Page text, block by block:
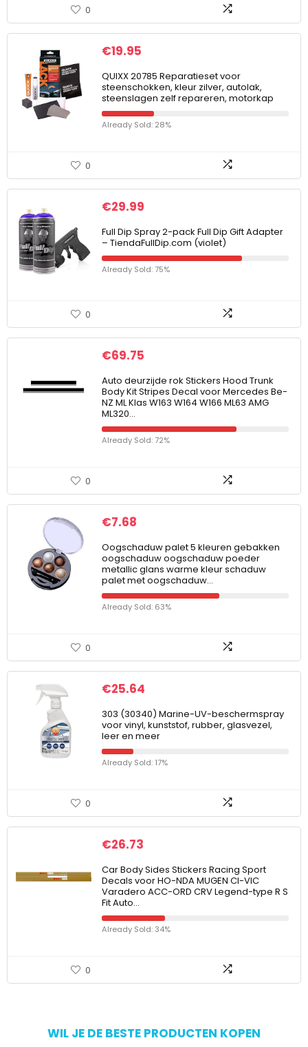
0
€19.95
QUIXX 20785 Reparatieset voor
steenschokken, kleur zilver, autolak,
steenslagen zelf repareren, motorkap
Already Sold: 28%
0
€29.99
Full Dip Spray 2-pack Full Dip Gift Adapter
– TiendaFullDip.com (violet)
Already Sold: 75%
0
€69.75
Auto deurzijde rok Stickers Hood Trunk
Body Kit Stripes Decal voor Mercedes Be-
NZ ML Klas W163 W164 W166 ML63 AMG
ML320…
Already Sold: 72%
0
€7.68
Oogschaduw palet 5 kleuren gebakken
oogschaduw oogschaduw poeder
metallic glans warme kleur schaduw
palet met oogschaduw…
Already Sold: 63%
0
€25.64
303 (30340) Marine-UV-beschermspray
voor vinyl, kunststof, rubber, glasvezel,
leer en meer
Already Sold: 17%
0
€26.73
Car Body Sides Stickers Racing Sport
Decals voor HO-NDA MUGEN CI-VIC
Varadero ACC-ORD CRV Legend-type R S
Fit Auto…
Already Sold: 34%
0
WIL JE DE BESTE PRODUCTEN KOPEN